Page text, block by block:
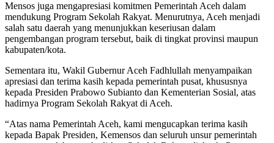
‎‎Mensos juga mengapresiasi komitmen Pemerintah Aceh dalam
mendukung Program Sekolah Rakyat. Menurutnya, Aceh menjadi
salah satu daerah yang menunjukkan keseriusan dalam
pengembangan program tersebut, baik di tingkat provinsi maupun
kabupaten/kota.
‎‎Sementara itu, Wakil Gubernur Aceh Fadhlullah menyampaikan
apresiasi dan terima kasih kepada pemerintah pusat, khususnya
kepada Presiden Prabowo Subianto dan Kementerian Sosial, atas
hadirnya Program Sekolah Rakyat di Aceh.
‎‎“Atas nama Pemerintah Aceh, kami mengucapkan terima kasih
kepada Bapak Presiden, Kemensos dan seluruh unsur pemerintah